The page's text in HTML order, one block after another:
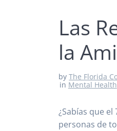
Las
la
byThe Florida
in Mental Health
¿Sabías que
personas de